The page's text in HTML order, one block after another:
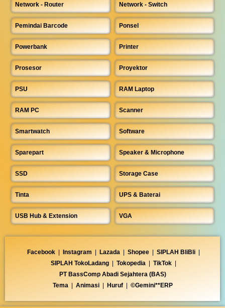
Network - Router Network - Switch
Pemindai Barcode Ponsel
Powerbank Printer
Prosesor Proyektor
PSU RAM Laptop
RAM PC Scanner
Smartwatch Software
Sparepart Speaker & Microphone
SSD Storage Case
Tinta UPS & Baterai
USB Hub & Extension VGA
Facebook | Instagram | Lazada | Shopee | SIPLAH BliBli |
SIPLAH TokoLadang | Tokopedia | TikTok |
PT BassComp Abadi Sejahtera (BAS)
Tema | Animasi | Huruf | ©Gemini**ERP